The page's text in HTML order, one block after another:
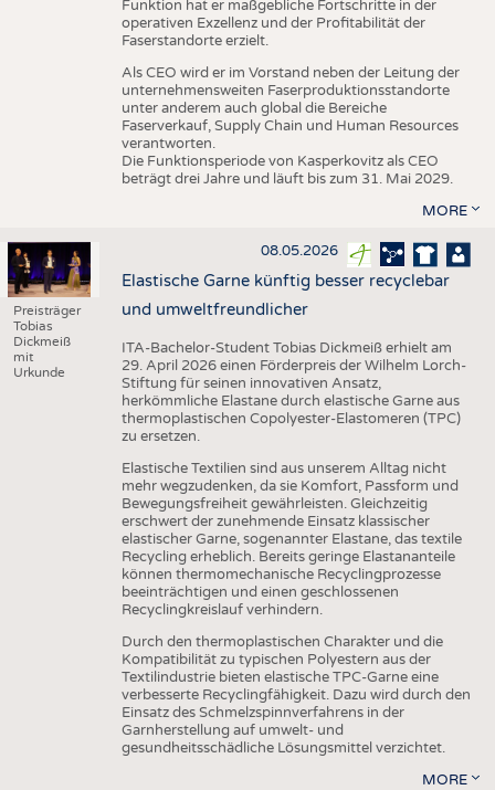
Funktion hat er maßgebliche Fortschritte in der
operativen Exzellenz und der Profitabilität der
Faserstandorte erzielt.
Als CEO wird er im Vorstand neben der Leitung der
unternehmensweiten Faserproduktionsstandorte
unter anderem auch global die Bereiche
Faserverkauf, Supply Chain und Human Resources
verantworten.
Die Funktionsperiode von Kasperkovitz als CEO
beträgt drei Jahre und läuft bis zum 31. Mai 2029.
MORE
Preisträger
Tobias
Dickmeiß
mit
Urkunde
08.05.2026
Elastische Garne künftig besser recyclebar
und umweltfreundlicher
ITA-Bachelor-Student Tobias Dickmeiß erhielt am
29. April 2026 einen Förderpreis der Wilhelm Lorch-
Stiftung für seinen innovativen Ansatz,
herkömmliche Elastane durch elastische Garne aus
thermoplastischen Copolyester-Elastomeren (TPC)
zu ersetzen.
Elastische Textilien sind aus unserem Alltag nicht
mehr wegzudenken, da sie Komfort, Passform und
Bewegungsfreiheit gewährleisten. Gleichzeitig
erschwert der zunehmende Einsatz klassischer
elastischer Garne, sogenannter Elastane, das textile
Recycling erheblich. Bereits geringe Elastananteile
können thermomechanische Recyclingprozesse
beeinträchtigen und einen geschlossenen
Recyclingkreislauf verhindern.
Durch den thermoplastischen Charakter und die
Kompatibilität zu typischen Polyestern aus der
Textilindustrie bieten elastische TPC-Garne eine
verbesserte Recyclingfähigkeit. Dazu wird durch den
Einsatz des Schmelzspinnverfahrens in der
Garnherstellung auf umwelt- und
gesundheitsschädliche Lösungsmittel verzichtet.
MORE